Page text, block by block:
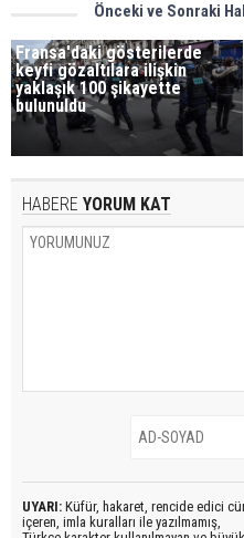
Önceki ve Sonraki
Fransa'daki gösterilerde
keyfi gözaltılara ilişkin
yaklaşık 100 şikayette
bulunuldu
HABERE YORUM KAT
UYARI: Küfür, hakaret, rencide edici
içeren, imla kuralları ile yazılmamış,